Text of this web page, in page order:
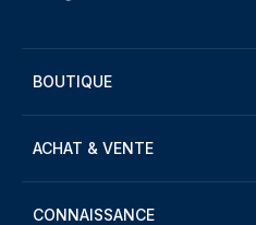
BOUTIQUE
ACHAT & VENTE
CONNAISSANCE